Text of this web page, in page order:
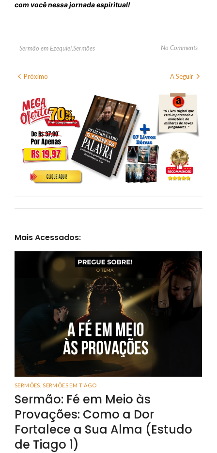
com você nessa jornada espiritual!
Sermão em Ezequiel,Sermões No Comments
Próximo A Seguir
Mais Acessados:
SERMÕES SERMÕES EM TIAGO
Sermão: Fé em Meio às
Provações: Como a Dor
Fortalece a Sua Alma (Estudo
de Tiago 1)